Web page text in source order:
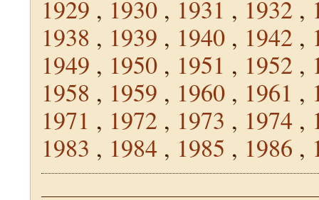
1929 , 1930 , 1931 , 1932 ,
1938 , 1939 , 1940 , 1942 ,
1949 , 1950 , 1951 , 1952 ,
1958 , 1959 , 1960 , 1961 ,
1971 , 1972 , 1973 , 1974 ,
1983 , 1984 , 1985 , 1986 ,